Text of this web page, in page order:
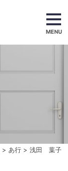
MENU
> あ行> 浅田 葉子